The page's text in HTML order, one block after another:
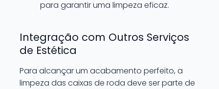
para garantir uma limpeza eficaz.
Integração com Outros Serviços
de Estética
Para alcançar um acabamento perfeito, a
limpeza das caixas de roda deve ser parte de